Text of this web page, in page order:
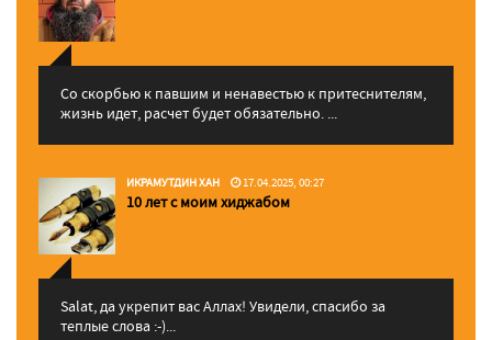
Со скорбью к павшим и ненавестью к притеснителям,
жизнь идет, расчет будет обязательно. ...
ИКРАМУТДИН ХАН 17.04.2025, 00:27
10 лет с моим хиджабом
Salat, да укрепит вас Аллаx! Увидели, спасибо за
теплые слова :-)...